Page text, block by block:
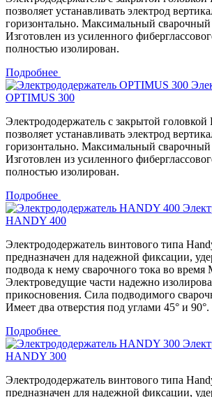
позволяет устанавливать электрод
горизонтально. Максимальный
Изготовлен из усиленного
полностью изолирован.
Подробнее
OPTIMUS 300
Электрододержатель с закрытой
позволяет устанавливать электрод
горизонтально. Максимальный
Изготовлен из усиленного
полностью изолирован.
Подробнее
HANDY 400
Электрододержатель винтового типа
предназначен для надежной фиксации,
подвода к нему сварочного тока во время
Электроведущие части надежно
прикосновения. Сила подводимого
Имеет два отверстия под углами 45° и 90°.
Подробнее
HANDY 300
Электрододержатель винтового типа
предназначен для надежной фиксации,